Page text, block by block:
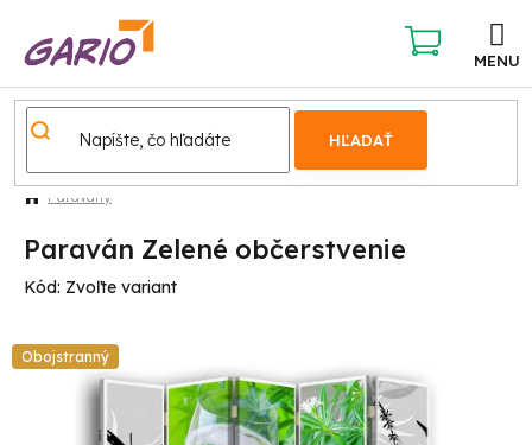
obsah
HĽADAŤ
NÁKUPNÝ
KOŠÍK
Paravány
Paraván Zelené občerstvenie
Kód: Zvoľte variant
Obojstranný